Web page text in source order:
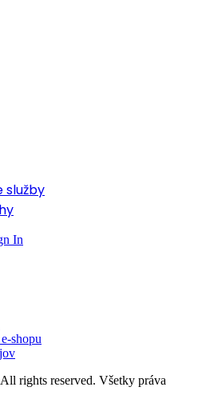
služby
In
shopu
rights reserved. Všetky práva